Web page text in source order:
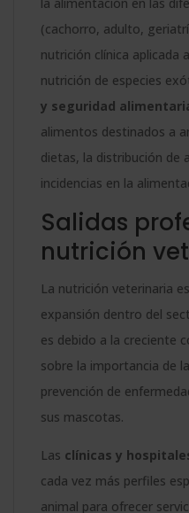
(cachorro, adulto,
nutrición clínica aplicada
nutrición de especies
y seguridad
alimentos destinados a
dietas, la distribución de
incidencias en la
Salidas
nutrición
La nutrición veterinaria
expansión dentro del
es debido a la creciente
sobre la importancia de
prevención de
sus mascotas.
Las clínicas y
cada vez más perfiles
animal para ofrecer